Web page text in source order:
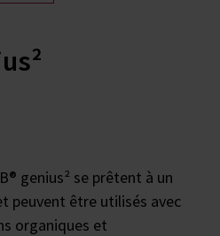
genius² se prêtent à un
peuvent être utilisés avec
organiques et